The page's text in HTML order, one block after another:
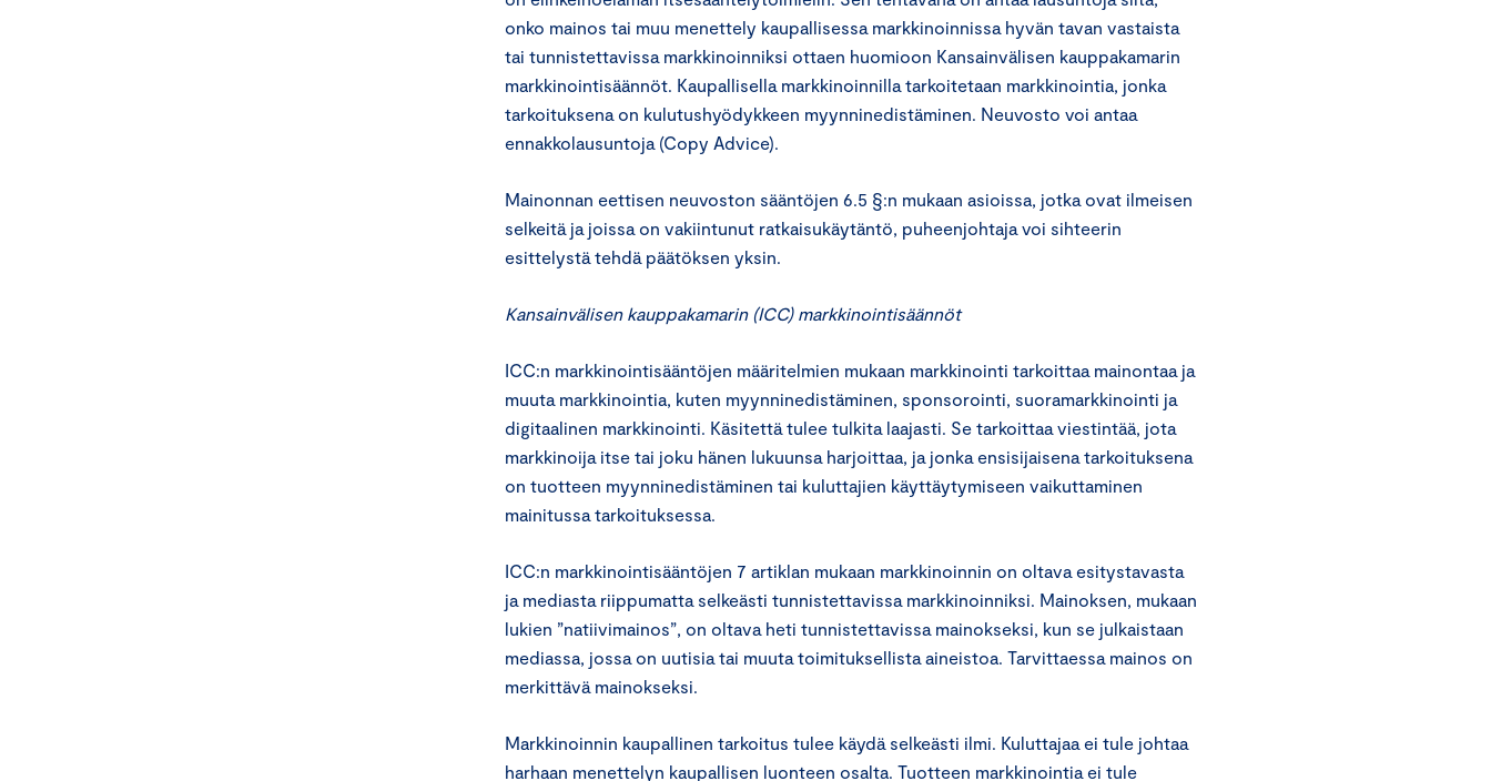
onko mainos tai muu menettely kaupallisessa markkinoinnissa hyvän tavan vastaista
tai tunnistettavissa markkinoinniksi ottaen huomioon Kansainvälisen kauppakamarin
markkinointisäännöt. Kaupallisella markkinoinnilla tarkoitetaan markkinointia, jonka
tarkoituksena on kulutushyödykkeen myynninedistäminen. Neuvosto voi antaa
ennakkolausuntoja (Copy Advice).
Mainonnan eettisen neuvoston sääntöjen 6.5 §:n mukaan asioissa, jotka ovat ilmeisen
selkeitä ja joissa on vakiintunut ratkaisukäytäntö, puheenjohtaja voi sihteerin
esittelystä tehdä päätöksen yksin.
Kansainvälisen kauppakamarin (ICC) markkinointisäännöt
ICC:n markkinointisääntöjen määritelmien mukaan markkinointi tarkoittaa mainontaa ja
muuta markkinointia, kuten myynninedistäminen, sponsorointi, suoramarkkinointi ja
digitaalinen markkinointi. Käsitettä tulee tulkita laajasti. Se tarkoittaa viestintää, jota
markkinoija itse tai joku hänen lukuunsa harjoittaa, ja jonka ensisijaisena tarkoituksena
on tuotteen myynninedistäminen tai kuluttajien käyttäytymiseen vaikuttaminen
mainitussa tarkoituksessa.
ICC:n markkinointisääntöjen 7 artiklan mukaan markkinoinnin on oltava esitystavasta
ja mediasta riippumatta selkeästi tunnistettavissa markkinoinniksi. Mainoksen, mukaan
lukien ”natiivimainos”, on oltava heti tunnistettavissa mainokseksi, kun se julkaistaan
mediassa, jossa on uutisia tai muuta toimituksellista aineistoa. Tarvittaessa mainos on
merkittävä mainokseksi.
Markkinoinnin kaupallinen tarkoitus tulee käydä selkeästi ilmi. Kuluttajaa ei tule johtaa
harhaan menettelyn kaupallisen luonteen osalta. Tuotteen markkinointia ei tule